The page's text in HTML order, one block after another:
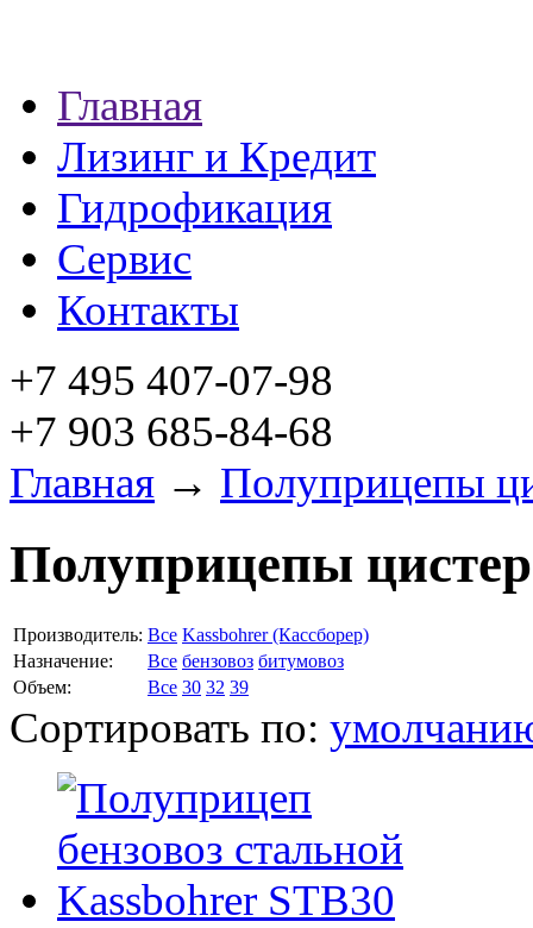
Главная
Лизинг и Кредит
Гидрофикация
Сервис
Контакты
+7 495 407-07-98
+7 903 685-84-68
Главная → Полуприцепы
Полуприцепы
Производитель: Все Kassbohrer (Кассборер)
Назначение:
Все бензовоз битумовоз
Объем:
Все 30 32 39
Сортировать по: